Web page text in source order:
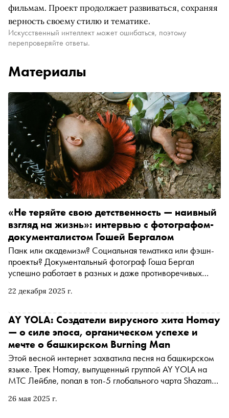
фильмам. Проект продолжает развиваться, сохраняя
верность своему стилю и тематике.
Искусственный интеллект может ошибаться, поэтому
перепроверяйте ответы.
Материалы
22 декабря 2025 г.
«Не теряйте свою детственность — наивный
взгляд на жизнь»: интервью с фотографом-
документалистом Гошей Бергалом
Панк или академизм? Социальная тематика или фэшн-
проекты? Документальный фотограф Гоша Бергал
успешно работает в разных и даже противоречивых
фотографом об этике и системе координат фотографа,
и неконъюнктурной любви к тому, что делаешь
26 мая 2025 г.
AY YOLA: Создатели вирусного хита Homay
— о силе эпоса, органическом успехе и
мечте о башкирском Burning Man
Этой весной интернет захватила песня на башкирском
языке. Трек Homay, выпущенный группой AY YOLA на
МТС Лейбле, попал в топ-5 глобального чарта Shazam
Узбекистане, Азербайджане и других странах. AY YOLA